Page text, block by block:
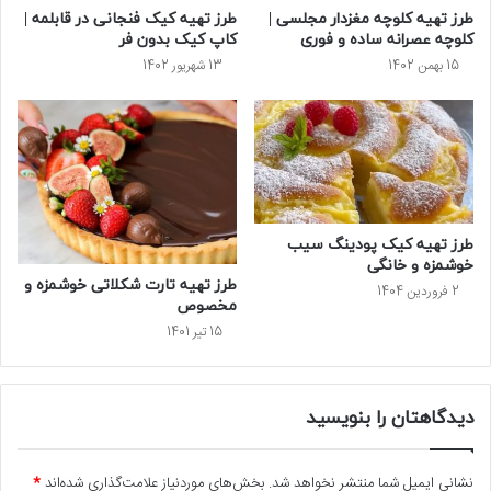
طرز تهیه کلوچه مغزدار مجلسی |
کلوچه عصرانه ساده و فوری
15 بهمن 1402
طرز تهیه کیک فنجانی در قابلمه |
کاپ کیک بدون فر
13 شهریور 1402
طرز تهیه کیک پودینگ سیب
خوشمزه و خانگی
2 فروردین 1404
طرز تهیه تارت شکلاتی خوشمزه و
مخصوص
15 تیر 1401
دیدگاهتان را بنویسید
نشانی ایمیل شما منتشر نخواهد شد. بخش‌های موردنیاز علامت‌گذاری شده‌اند*